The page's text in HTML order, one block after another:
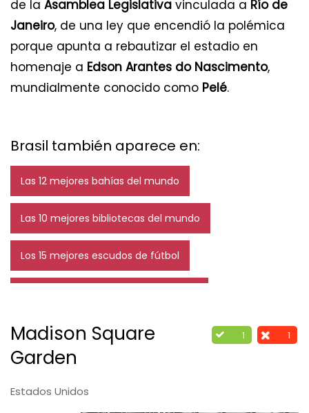
de la Asamblea Legislativa vinculada a Río de
Janeiro, de una ley que encendió la polémica
porque apunta a rebautizar el estadio en
homenaje a Edson Arantes do Nascimento,
mundialmente conocido como Pelé.
Brasil también aparece en:
Las 12 mejores bahías del mundo
Las 10 mejores bibliotecas del mundo
Los 15 mejores escudos de fútbol
Los 15 mejores futbolistas de la historia
Los 11 mejores skaters de la historia
1 1
Madison Square
Garden
Estados Unidos